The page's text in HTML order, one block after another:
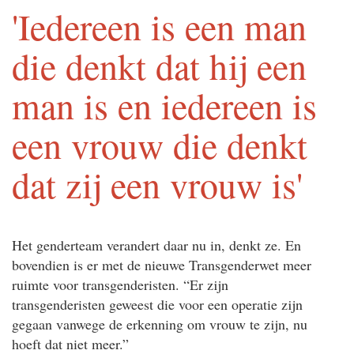
'Iedereen is een man
die denkt dat hij een
man is en iedereen is
een vrouw die denkt
dat zij een vrouw is'
Het genderteam verandert daar nu in, denkt ze. En
bovendien is er met de nieuwe Transgenderwet meer
ruimte voor transgenderisten. “Er zijn
transgenderisten geweest die voor een operatie zijn
gegaan vanwege de erkenning om vrouw te zijn, nu
hoeft dat niet meer.”